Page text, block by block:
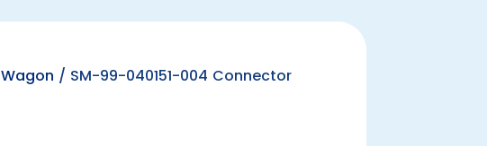
/ SM-99-040151-004 Connector